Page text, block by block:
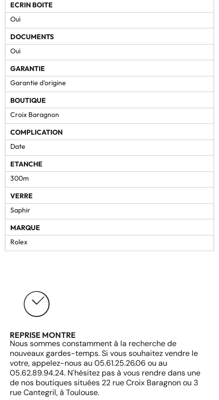
ECRIN BOITE
Oui
DOCUMENTS
Oui
GARANTIE
Garantie d'origine
BOUTIQUE
Croix Baragnon
COMPLICATION
Date
ETANCHE
300m
VERRE
Saphir
MARQUE
Rolex
REPRISE MONTRE
Nous sommes constamment à la recherche de
nouveaux gardes-temps. Si vous souhaitez vendre le
votre, appelez-nous au 05.61.25.26.06 ou au
05.62.89.94.24. N'hésitez pas à vous rendre dans une
de nos boutiques situées 22 rue Croix Baragnon ou 3
rue Cantegril, à Toulouse.